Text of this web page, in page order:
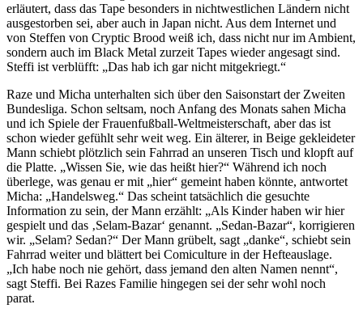
erläutert, dass das Tape besonders in nichtwestlichen Ländern nicht
ausgestorben sei, aber auch in Japan nicht. Aus dem Internet und
von Steffen von Cryptic Brood weiß ich, dass nicht nur im Ambient,
sondern auch im Black Metal zurzeit Tapes wieder angesagt sind.
Steffi ist verblüfft: „Das hab ich gar nicht mitgekriegt.“
Raze und Micha unterhalten sich über den Saisonstart der Zweiten
Bundesliga. Schon seltsam, noch Anfang des Monats sahen Micha
und ich Spiele der Frauenfußball-Weltmeisterschaft, aber das ist
schon wieder gefühlt sehr weit weg. Ein älterer, in Beige gekleideter
Mann schiebt plötzlich sein Fahrrad an unseren Tisch und klopft auf
die Platte. „Wissen Sie, wie das heißt hier?“ Während ich noch
überlege, was genau er mit „hier“ gemeint haben könnte, antwortet
Micha: „Handelsweg.“ Das scheint tatsächlich die gesuchte
Information zu sein, der Mann erzählt: „Als Kinder haben wir hier
gespielt und das ‚Selam-Bazar‘ genannt. „Sedan-Bazar“, korrigieren
wir. „Selam? Sedan?“ Der Mann grübelt, sagt „danke“, schiebt sein
Fahrrad weiter und blättert bei Comiculture in der Hefteauslage.
„Ich habe noch nie gehört, dass jemand den alten Namen nennt“,
sagt Steffi. Bei Razes Familie hingegen sei der sehr wohl noch
parat.